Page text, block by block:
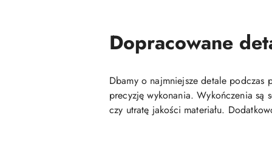
Dopracowane
Dbamy o najmniejsze detale podczas
precyzję wykonania. Wykończenia są
czy utratę jakości materiału.